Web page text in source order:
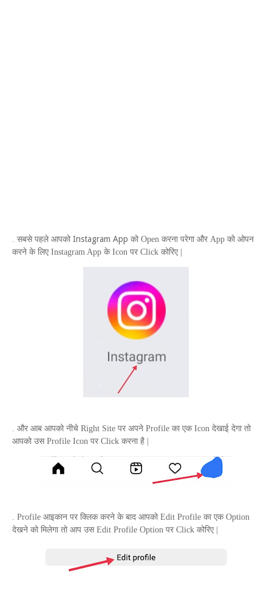
. सबसे पहले आपको Instagram App को Open करना परेगा और App को ओपन
करने के लिए Instagram App के Icon पर Click कोरिए |
. और आब आपको नीचे Right Site पर अपने Profile का एक Icon देखाई देगा तो
आपको उस Profile Icon पर Click करना है |
. Profile आइकान पर क्लिक करने के बाद आपको Edit Profile का एक Option
देखने को मिलेगा तो आप उस Edit Profile Option पर Click कोरिए |